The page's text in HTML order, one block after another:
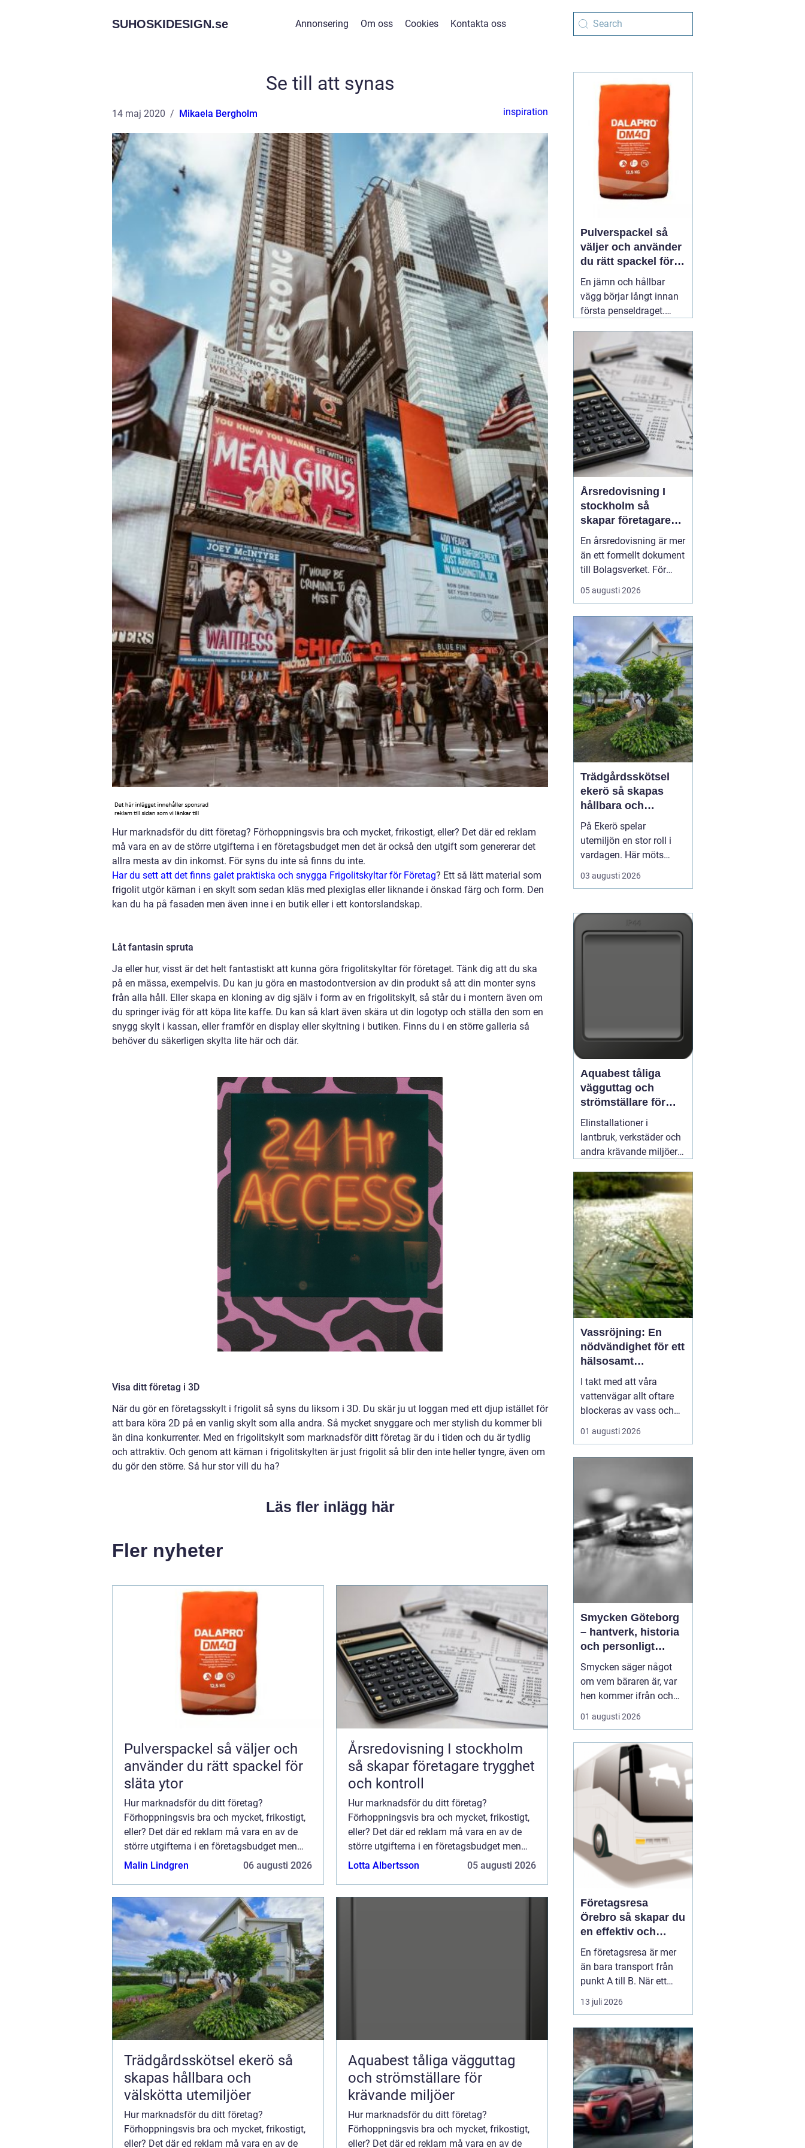
SUHOSKIDESIGN.se Annonsering Om oss Cookies Kontakta oss
Se till att synas
14 maj 2020 Mikaela Bergholm inspiration
Hur marknadsför du ditt företag? Förhoppningsvis bra och mycket, frikostigt, eller? Det där ed reklam
må vara en av de större utgifterna i en företagsbudget men det är också den utgift som genererar det
allra mesta av din inkomst. För syns du inte så finns du inte.
Har du sett att det finns galet praktiska och snygga Frigolitskyltar för Företag? Ett så lätt material som
frigolit utgör kärnan i en skylt som sedan kläs med plexiglas eller liknande i önskad färg och form. Den
kan du ha på fasaden men även inne i en butik eller i ett kontorslandskap.
Låt fantasin spruta
Ja eller hur, visst är det helt fantastiskt att kunna göra frigolitskyltar för företaget. Tänk dig att du ska
på en mässa, exempelvis. Du kan ju göra en mastodontversion av din produkt så att din monter syns
från alla håll. Eller skapa en kloning av dig själv i form av en frigolitskylt, så står du i montern även om
du springer iväg för att köpa lite kaffe. Du kan så klart även skära ut din logotyp och ställa den som en
snygg skylt i kassan, eller framför en display eller skyltning i butiken. Finns du i en större galleria så
behöver du säkerligen skylta lite här och där.
Visa ditt företag i 3D
När du gör en företagsskylt i frigolit så syns du liksom i 3D. Du skär ju ut loggan med ett djup istället för
att bara köra 2D på en vanlig skylt som alla andra. Så mycket snyggare och mer stylish du kommer bli
än dina konkurrenter. Med en frigolitskylt som marknadsför ditt företag är du i tiden och du är tydlig
och attraktiv. Och genom att kärnan i frigolitskylten är just frigolit så blir den inte heller tyngre, även om
du gör den större. Så hur stor vill du ha?
Läs fler inlägg här
Fler nyheter
Pulverspackel så väljer och
använder du rätt spackel för
släta ytor
Hur marknadsför du ditt företag?
Förhoppningsvis bra och mycket, frikostigt,
eller? Det där ed reklam må vara en av de
större utgifterna i en företagsbudget men
det är också den utgift som genererar det ...
Malin Lindgren 06 augusti 2026
Årsredovisning I stockholm
så skapar företagare trygghet
och kontroll
Hur marknadsför du ditt företag?
Förhoppningsvis bra och mycket, frikostigt,
eller? Det där ed reklam må vara en av de
större utgifterna i en företagsbudget men
det är också den utgift som genererar det ...
Lotta Albertsson 05 augusti 2026
Trädgårdsskötsel ekerö så
skapas hållbara och
välskötta utemiljöer
Hur marknadsför du ditt företag?
Förhoppningsvis bra och mycket, frikostigt,
eller? Det där ed reklam må vara en av de
Aquabest tåliga vägguttag
och strömställare för
krävande miljöer
Hur marknadsför du ditt företag?
Förhoppningsvis bra och mycket, frikostigt,
eller? Det där ed reklam må vara en av de
Pulverspackel så
väljer och använder
du rätt spackel för
släta ytor
En jämn och hållbar
vägg börjar långt innan
första penseldraget.
en avgörande roll för
slutresultatet, både när
det gäller utseende och
livslängd. Många
yrkesmålare och
avancerade gör-det-
självare06 augusti 2026
Årsredovisning I
stockholm så
skapar företagare
trygghet och
kontroll
En årsredovisning är mer
än ett formellt dokument
till Bolagsverket. För
många företagare i
Stockholm är den ett
ett underlag för nya
beslut och ett krav som
måste bli rätt från
början. När tidsbrist,
regelverk och osäkerhet
...
05 augusti 2026
Trädgårdsskötsel
ekerö så skapas
hållbara och
välskötta utemiljöer
På Ekerö spelar
utemiljön en stor roll i
vardagen. Här möts
natur, vatten och
bebyggelse på ett sätt
innergårdar och
viktiga för trivseln. När
03 augusti 2026
Aquabest tåliga
vägguttag och
strömställare för
krävande miljöer
Elinstallationer i
lantbruk, verkstäder och
andra krävande miljöer
i ett vanligt bostadsrum.
Fukt, damm, spån och
mekaniskt slitage kan
snabbt skapa problem
om komponenterna inte
är rätt valda.02 augusti
2026
Vassröjning: En
nödvändighet för ett
hälsosamt
vattenlandskap
I takt med att våra
vattenvägar allt oftare
blockeras av vass och
andra vattenväxter, ökar
också behovet av
praktiska lösningarna är
vass...
01 augusti 2026
Smycken Göteborg
– hantverk, historia
och personligt
uttryck
Smycken säger något
om vem bäraren är, var
hen kommer ifrån och
vad som är viktigt i livet.
I en stad som Göteborg,
hamnstadens råa
historia och moderna
kreativitet, blir smycken
ofta en...
01 augusti 2026
Företagsresa
Örebro så skapar du
en effektiv och
minnesvärd resa
En företagsresa är mer
än bara transport från
punkt A till B. När ett
företag planerar en resa
för medarbetare eller
att bygga relationer,
stärka varumärket och
använda tiden på resan
på ett klokt sätt. När
startpunkten är Örebr...
13 juli 2026